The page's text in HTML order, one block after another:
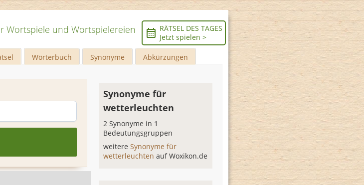
Wortspiele und Wortspielereien
RÄTSEL DES TAGES
Jetzt spielen >
Wörterbuch Synonyme Abkürzungen
Synonyme für
wetterleuchten
2 Synonyme in 1
Bedeutungsgruppen
weitereSynonyme für
wetterleuchtenauf Woxikon.de